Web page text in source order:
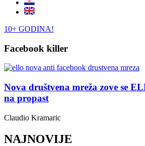
10+ GODINA!
Facebook killer
Nova društvena mreža zove se
na propast
Claudio Kramaric
NAJNOVIJE